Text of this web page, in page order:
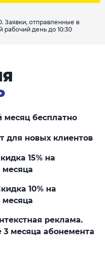
Заявки, отправленные в
день до 10:30
месяц бесплатно
для новых клиентов
15% на
10% на
реклама.
3 месяца абонемента